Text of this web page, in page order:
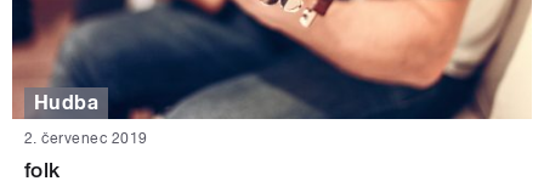
Hudba
2. červenec 2019
folk